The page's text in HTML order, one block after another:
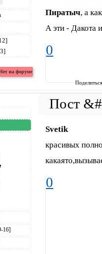
Пиратыч, а
А эти - Дакота
0
16]
Svetik
красивых
0